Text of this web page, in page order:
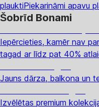
plauktiPiekarināmi apavu
Šobrīd Bonami
Iepērcieties, kamēr nav
tagad ar līdz pat 40%
Jauns dārza, balkona un
Izvēlētas premium